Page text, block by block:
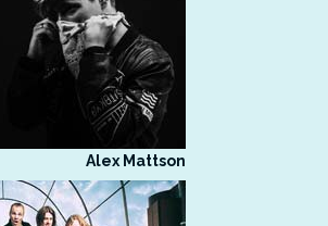
Alex Mattson